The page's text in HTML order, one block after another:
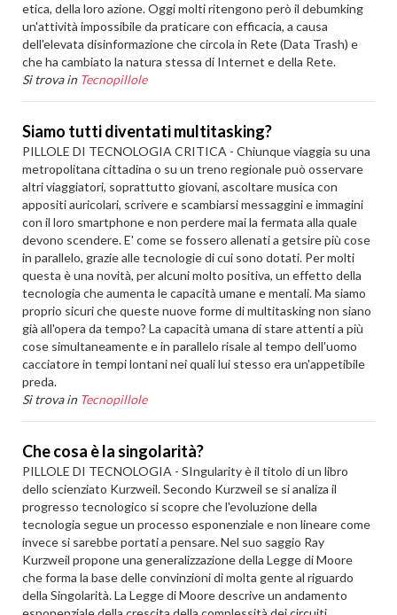
etica, della loro azione. Oggi molti ritengono però il debumking
un'attività impossibile da praticare con efficacia, a causa
dell'elevata disinformazione che circola in Rete (Data Trash) e
che ha cambiato la natura stessa di Internet e della Rete.
Si trova in Tecnopillole
Siamo tutti diventati multitasking?
PILLOLE DI TECNOLOGIA CRITICA - Chiunque viaggia su una
metropolitana cittadina o su un treno regionale può osservare
altri viaggiatori, soprattutto giovani, ascoltare musica con
appositi auricolari, scrivere e scambiarsi messaggini e immagini
con il loro smartphone e non perdere mai la fermata alla quale
devono scendere. E' come se fossero allenati a getsire più cose
in parallelo, grazie alle tecnologie di cui sono dotati. Per molti
questa è una novità, per alcuni molto positiva, un effetto della
tecnologia che aumenta le capacità umane e mentali. Ma siamo
proprio sicuri che queste nuove forme di multitasking non siano
già all'opera da tempo? La capacità umana di stare attenti a più
cose simultaneamente e in parallelo risale al tempo dell'uomo
cacciatore in tempi lontani nei quali lui stesso era un'appetibile
preda.
Si trova in Tecnopillole
Che cosa è la singolarità?
PILLOLE DI TECNOLOGIA - SIngularity è il titolo di un libro
dello scienziato Kurzweil. Secondo Kurzweil se si analiza il
progresso tecnologico si scopre che l'evoluzione della
tecnologia segue un processo esponenziale e non lineare come
invece si sarebbe portati a pensare. Nel suo saggio Ray
Kurzweil propone una generalizzazione della Legge di Moore
che forma la base delle convinzioni di molta gente al riguardo
della Singolarità. La Legge di Moore descrive un andamento